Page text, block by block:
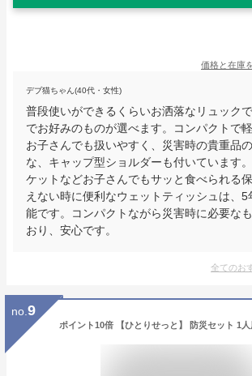
価格と在庫
デブ猫ちゃん(40代・女性)
普段使いができるくらいお洒落なリュック
でお好みのものが選べます。コンパクトで
お子さんでも扱いやすく、災害時の貴重品
な、キャップ型ショルダーも付いています
ケットなどお子さんでもサッと食べられる
えない時に便利なウェットティッシュは、
能です。コンパクトながら災害時に必要な
おり、安心です。
全てのお
no. 9